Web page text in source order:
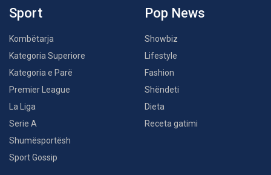
Sport
Kombëtarja
Kategoria Superiore
Kategoria e Parë
Premier League
La Liga
Serie A
Shumësportësh
Sport Gossip
Pop News
Showbiz
Lifestyle
Fashion
Shëndeti
Dieta
Receta gatimi